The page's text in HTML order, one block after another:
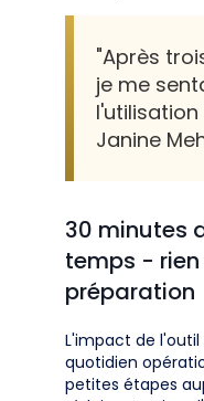
"Après
je me
Janine
30 minutes
temps -
préparation
L'impact de
quotidien
petites étapes